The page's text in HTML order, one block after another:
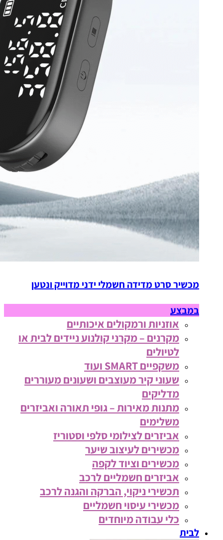
מכשיר סרט מדידה חשמלי ידני מדוייק ונטען
במבצע
אוזניות ורמקולים איכותיים
מקרנים – מקרני קולנוע ניידים לבית או
לטיולים
משקפיים SMART ועוד
שעוני קיר מעוצבים ושעונים מעוררים
מדליקים
מתנות מאירות – גופי תאורה ואביזרים
משלימים
אביזרים לצילומי סלפי וסטוריז
מכשירים לעיצוב שיער
מכשירים וציוד לקפה
אביזרים חשמליים לרכב
תכשירי ניקוי, הברקה והגנה לרכב
מכשירי עיסוי חשמליים
כלי עבודה מיוחדים
לבית